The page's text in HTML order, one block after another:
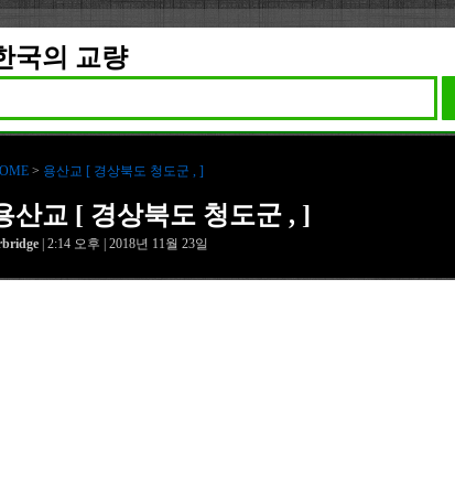
국의 교량
> 용산교 [ 경상북도 청도군 , ]
산교 [ 경상북도 청도군 , ]
| 2:14 오후 | 2018년 11월 23일